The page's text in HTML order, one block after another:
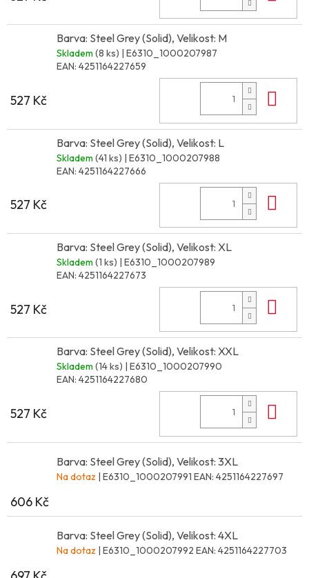
Barva: Steel Grey (Solid), Velikost: M
Skladem (8 ks) | E6310_1000207987
EAN: 4251164227659
527 Kč
Barva: Steel Grey (Solid), Velikost: L
Skladem (41 ks) | E6310_1000207988
EAN: 4251164227666
527 Kč
Barva: Steel Grey (Solid), Velikost: XL
Skladem (1 ks) | E6310_1000207989
EAN: 4251164227673
527 Kč
Barva: Steel Grey (Solid), Velikost: XXL
Skladem (14 ks) | E6310_1000207990
EAN: 4251164227680
527 Kč
Barva: Steel Grey (Solid), Velikost: 3XL
Na dotaz | E6310_1000207991 EAN: 4251164227697
606 Kč
Barva: Steel Grey (Solid), Velikost: 4XL
Na dotaz | E6310_1000207992 EAN: 4251164227703